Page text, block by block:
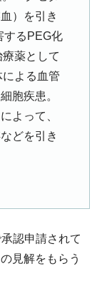
）を引き
するPEG化
薬として
よる血管
胞疾患。
よって、
どを引き
認申請されて
見解をもらう